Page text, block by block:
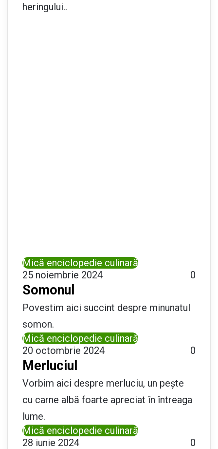
heringului..
Mică enciclopedie culinară
25 noiembrie 2024
0
Somonul
Povestim aici succint despre minunatul
somon.
Mică enciclopedie culinară
20 octombrie 2024
0
Merluciul
Vorbim aici despre merluciu, un pește
cu carne albă foarte apreciat în întreaga
lume.
Mică enciclopedie culinară
28 iunie 2024
0